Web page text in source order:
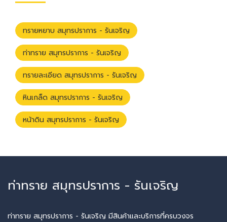
ทรายหยาบ สมุทรปราการ - รันเจริญ
ท่าทราย สมุทรปราการ - รันเจริญ
ทรายละเอียด สมุทรปราการ - รันเจริญ
หินเกล็ด สมุทรปราการ - รันเจริญ
หน้าดิน สมุทรปราการ - รันเจริญ
ท่าทราย สมุทรปราการ - รันเจริญ
ท่าทราย สมุทรปราการ - รันเจริญ มีสินค้าและบริการที่ครบวงจร